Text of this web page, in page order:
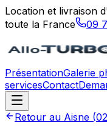
Location et livraison
toute la France
09
PrésentationGalerie
servicesContact
Retour au Aisne (02